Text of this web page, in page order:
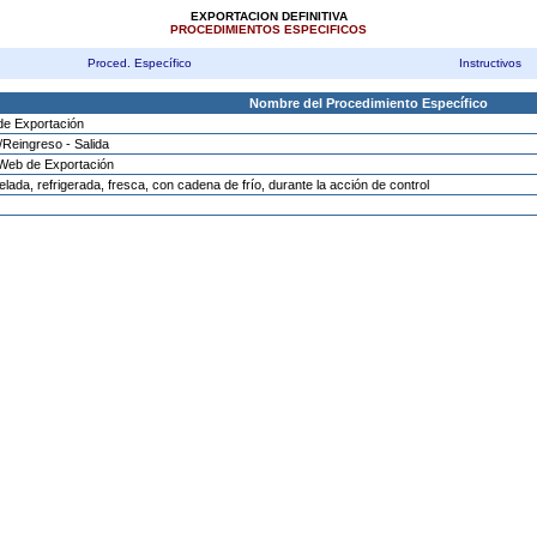
EXPORTACION DEFINITIVA
PROCEDIMIENTOS ESPECIFICOS
Proced. Específico Instructivos
Nombre del Procedimiento Específico
Exportación
- Salida
de Exportación
refrigerada, fresca, con cadena de frío, durante la acción de control